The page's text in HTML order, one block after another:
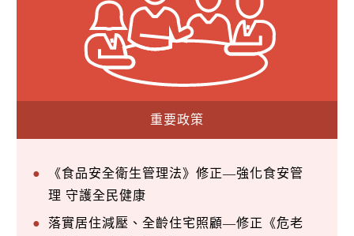
重要政策
《食品安全衛生管理法》修正—強化食安管
理 守護全民健康
落實居住減壓、全齡住宅照顧—修正《危老